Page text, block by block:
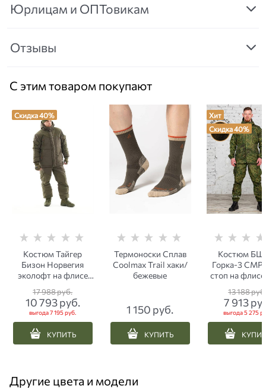
Юрлицам и ОПТовикам
Отзывы
С этим товаром покупают
Скидка 40%
Костюм Тайгер
Бизон Норвегия
эколофт на флисе
17 988 руб.
10 793 руб.
выгода7 195 руб.
КУПИТЬ
Термоноски Сплав
Coolmax Trail хаки/
бежевые
1 150 руб.
КУПИТЬ
Хит
Скидка 40%
Костюм
Горка-3 СМР
стоп на
13 188
7 913
выгода5 275
Другие цвета и модели